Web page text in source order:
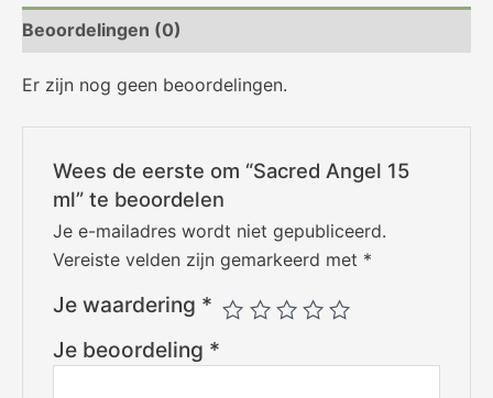
Beoordelingen (0)
Er zijn nog geen beoordelingen.
Wees de eerste om “Sacred Angel 15
ml” te beoordelen
Je e-mailadres wordt niet gepubliceerd.
Vereiste velden zijn gemarkeerd met *
Je waardering *
Je beoordeling *